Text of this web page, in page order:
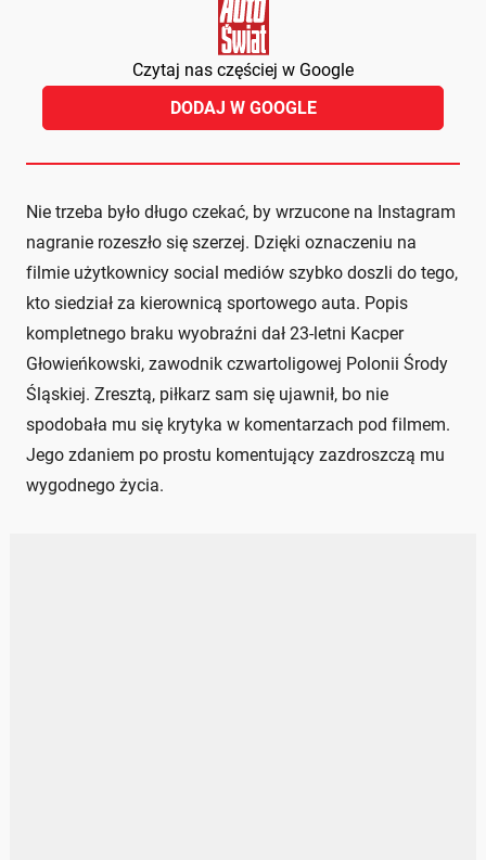
Czytaj nas częściej w Google
DODAJ W GOOGLE
Nie trzeba było długo czekać, by wrzucone na Instagram
nagranie rozeszło się szerzej. Dzięki oznaczeniu na
filmie użytkownicy social mediów szybko doszli do tego,
kto siedział za kierownicą sportowego auta. Popis
kompletnego braku wyobraźni dał 23-letni Kacper
Głowieńkowski, zawodnik czwartoligowej Polonii Środy
Śląskiej. Zresztą, piłkarz sam się ujawnił, bo nie
spodobała mu się krytyka w komentarzach pod filmem.
Jego zdaniem po prostu komentujący zazdroszczą mu
wygodnego życia.